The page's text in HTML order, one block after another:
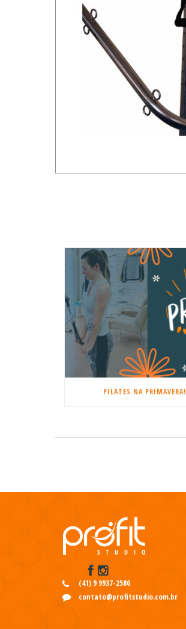
PILATES NA PRIMAVERA!
(41) 9 9937-2580
contato@profitstudio.com.br